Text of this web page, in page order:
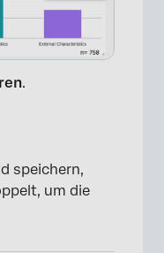
.
speichern,
um die